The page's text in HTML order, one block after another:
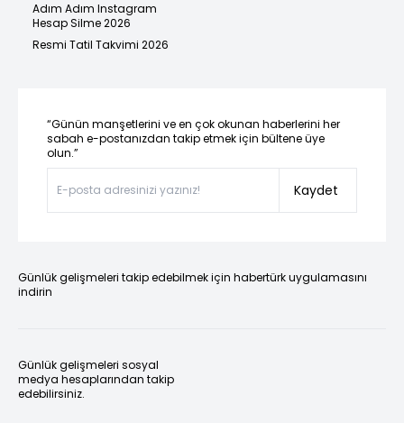
Adım Adım Instagram
Hesap Silme 2026
Resmi Tatil Takvimi 2026
“Günün manşetlerini ve en çok okunan haberlerini her
sabah e-postanızdan takip etmek için bültene üye
olun.”
Kaydet
Günlük gelişmeleri takip edebilmek için habertürk uygulamasını
indirin
Günlük gelişmeleri sosyal
medya hesaplarından takip
edebilirsiniz.